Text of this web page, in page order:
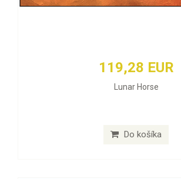
119,28 EUR
Lunar Horse
Do košíka